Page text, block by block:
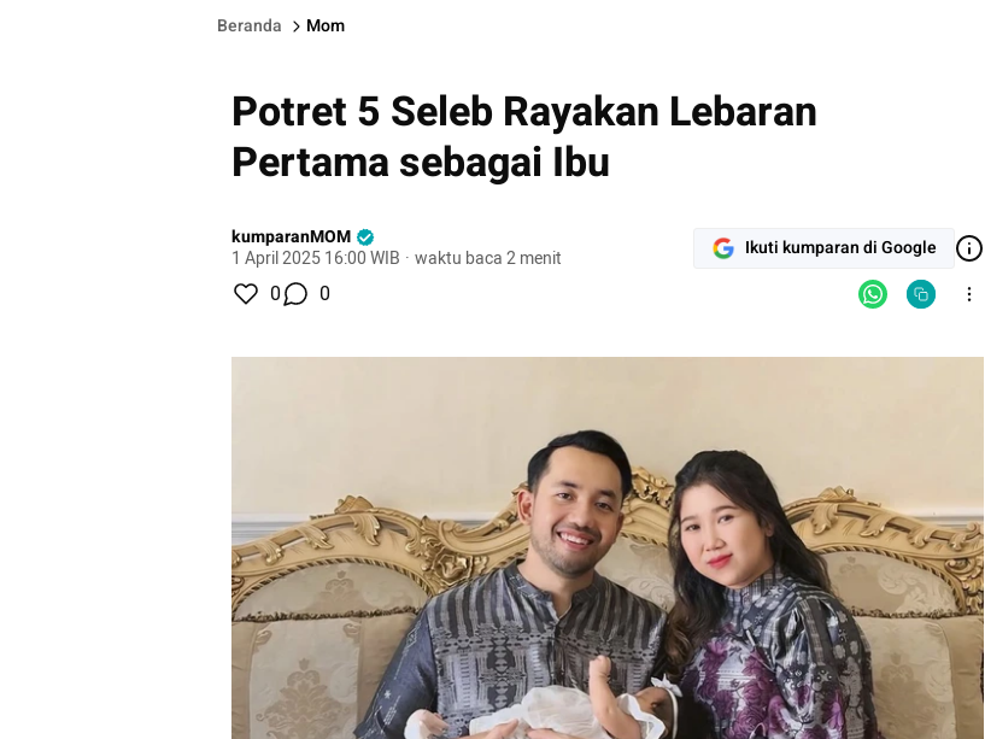
Beranda Mom
Potret 5 Seleb Rayakan Lebaran
Pertama sebagai Ibu
kumparanMOM
1 April 2025 16:00 WIB · waktu baca 2 menit Ikuti kumparan di Google
0 0